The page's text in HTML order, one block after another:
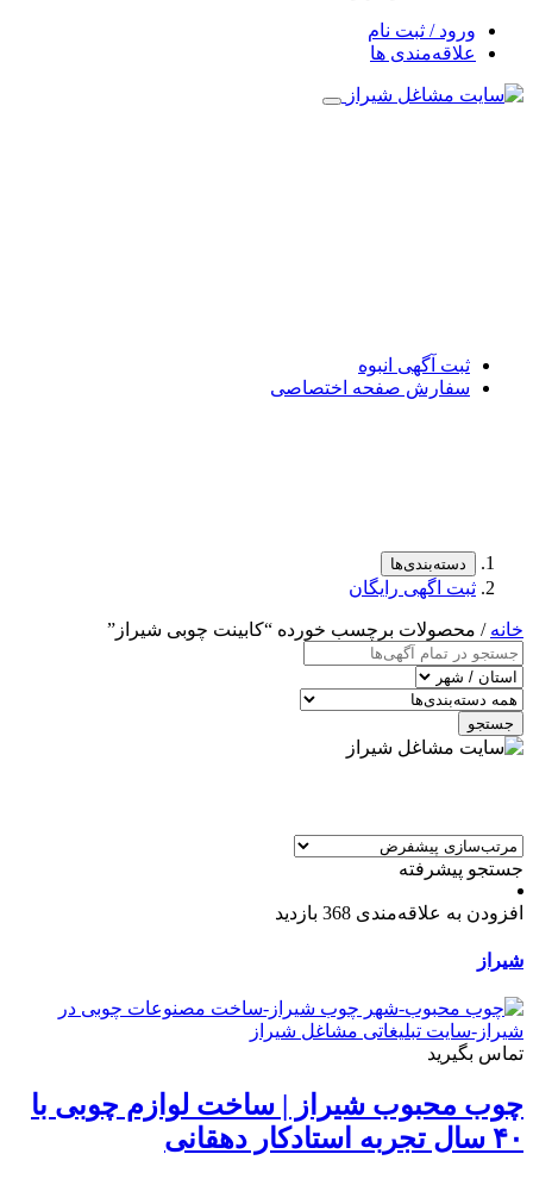
ورود / ثبت نام
علاقه‌مندی ها
ثبت آگهی انبوه
سفارش صفحه اختصاصی
دسته‌بندی‌ها
ثبت اگهی رایگان
خانه / محصولات برچسب خورده “کابینت چوبی شیراز”
جستجو
جستجو پیشرفته
افزودن به علاقه‌مندی 368 بازدید
شیراز
تماس بگیرید
چوب محبوب شیراز | ساخت لوازم چوبی با
۴۰ سال تجربه استادکار دهقانی